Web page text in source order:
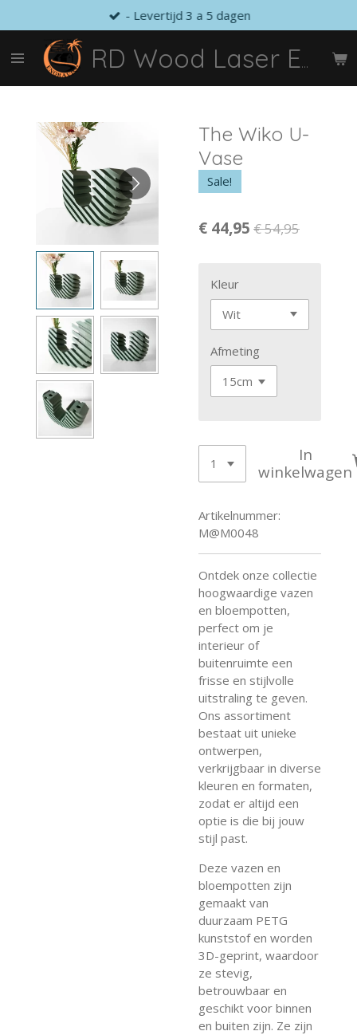
direct
naar
hoofdinhoud
RD Wood Laser Engraving
- Levertijd 3 a 5 dagen
The Wiko U-
Vase
Sale!
€ 44,95 € 54,95
Kleur
Afmeting
In
winkelwagen
Artikelnummer:
M@M0048
Ontdek onze collectie
hoogwaardige vazen
en bloempotten,
perfect om je
interieur of
buitenruimte een
frisse en stijlvolle
uitstraling te geven.
Ons assortiment
bestaat uit unieke
ontwerpen,
verkrijgbaar in diverse
kleuren en formaten,
zodat er altijd een
optie is die bij jouw
stijl past.
Deze vazen en
bloempotten zijn
gemaakt van
duurzaam PETG
kunststof en worden
3D-geprint, waardoor
ze stevig,
betrouwbaar en
geschikt voor binnen
en buiten zijn. Ze zijn